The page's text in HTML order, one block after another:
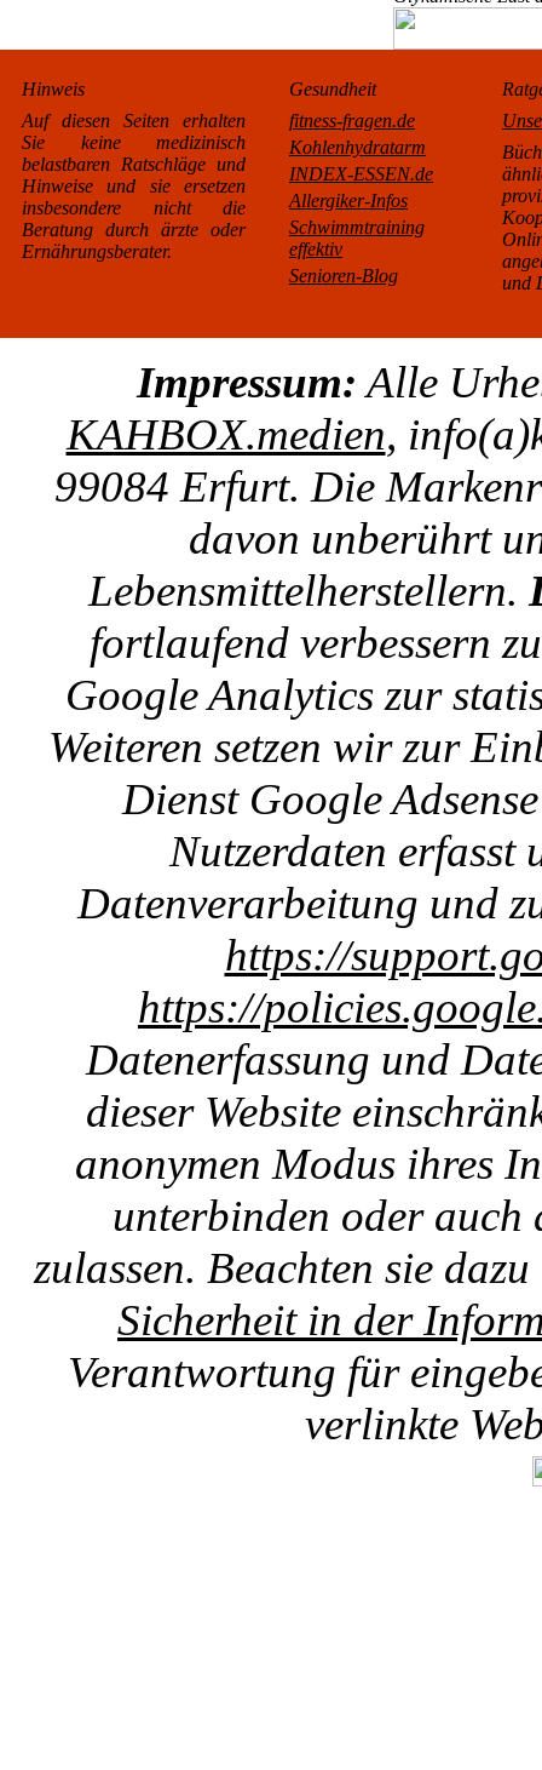
Hinweis
Auf diesen Seiten erhalten
Sie keine medizinisch
belastbaren Ratschläge und
Hinweise und sie ersetzen
insbesondere nicht die
Beratung durch ärzte oder
Ernährungsberater.
Gesundheit
fitness-fragen.de
Kohlenhydratarm
INDEX-ESSEN.de
Allergiker-Infos
Schwimmtraining
effektiv
Senioren-Blog
und
Impressum: Alle
KAHBOX.medien,
99084 Erfurt. Die
davon unberührt
Lebensmittelherstellern.
fortlaufend verbessern
Google Analytics zur
Weiteren setzen wir zur
Dienst Google
Nutzerdaten erfasst
Datenverarbeitung und
https://
https://
Datenerfassung und
dieser Website
anonymen Modus ihres
unterbinden oder auch
zulassen. Beachten sie
Sicherheit in der
Verantwortung für
verlinkte